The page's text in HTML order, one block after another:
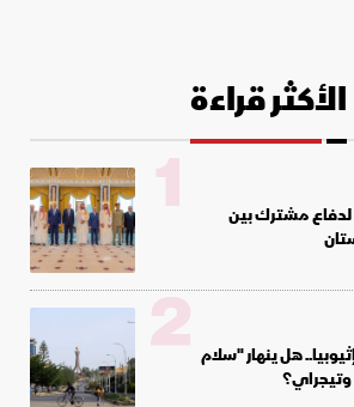
الأكثر قراءة
مشترك بين
1
هل ينهار "سلام
وتيجراي؟
2